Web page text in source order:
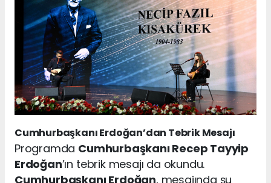
Cumhurbaşkanı Erdoğan’dan Tebrik Mesajı
Programda Cumhurbaşkanı Recep Tayyip
Erdoğan’ın tebrik mesajı da okundu.
Cumhurbaşkanı Erdoğan, mesajında şu